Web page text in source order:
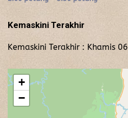
Kemaskini Terakhir
Kemaskini Terakhir : Khamis
+
−